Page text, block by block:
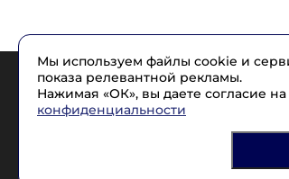
2005 - 2017 © НЭРА
Мы используем файлы cookie и
показа релевантной рекламы.
Нажимая «ОК», вы даете согласие
конфиденциальности